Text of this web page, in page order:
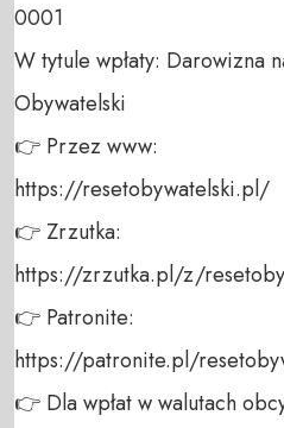
0001
W tytule wpłaty: Darowizna
Obywatelski
👉 Przez www:
https://resetobywatelski.pl/
👉 Zrzutka:
https://zrzutka.pl/z/
👉 Patronite:
https://patronite.pl/
👉 Dla wpłat w walutach